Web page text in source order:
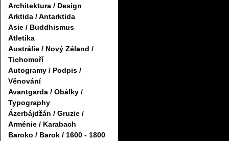
Architektura / Design
Arktida / Antarktida
Asie / Buddhismus
Atletika
Austrálie / Nový Zéland /
Tichomoří
Autogramy / Podpis /
Věnování
Avantgarda / Obálky /
Typography
Ázerbájdžán / Gruzie /
Arménie / Karabach
Baroko / Barok / 1600 - 1800